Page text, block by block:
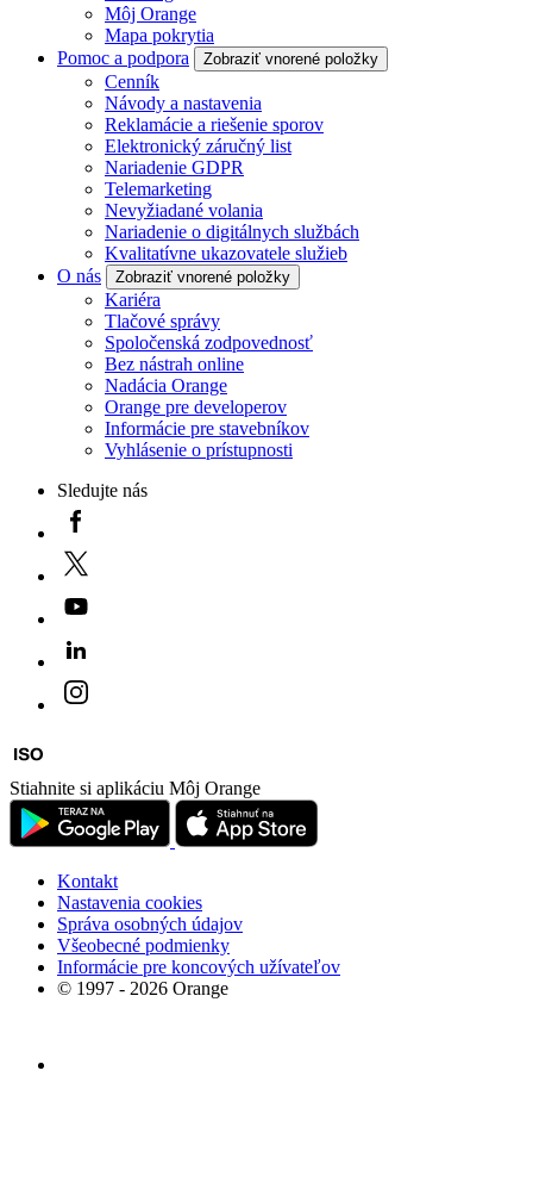
Môj Orange
Mapa pokrytia
Pomoc a podpora
Zobraziť vnorené položky
Cenník
Návody a nastavenia
Reklamácie a riešenie sporov
Elektronický záručný list
Nariadenie GDPR
Telemarketing
Nevyžiadané volania
Nariadenie o digitálnych službách
Kvalitatívne ukazovatele služieb
O nás
Zobraziť vnorené položky
Kariéra
Tlačové správy
Spoločenská zodpovednosť
Bez nástrah online
Nadácia Orange
Orange pre developerov
Informácie pre stavebníkov
Vyhlásenie o prístupnosti
Sledujte nás
Stiahnite si aplikáciu Môj Orange
Kontakt
Nastavenia cookies
Správa osobných údajov
Všeobecné podmienky
Informácie pre koncových užívateľov
© 1997 - 2026 Orange